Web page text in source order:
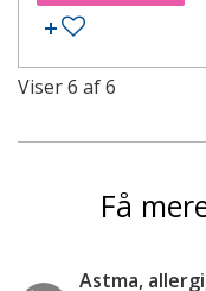
Tilføj til
Viser6 af6
Få
Astma,